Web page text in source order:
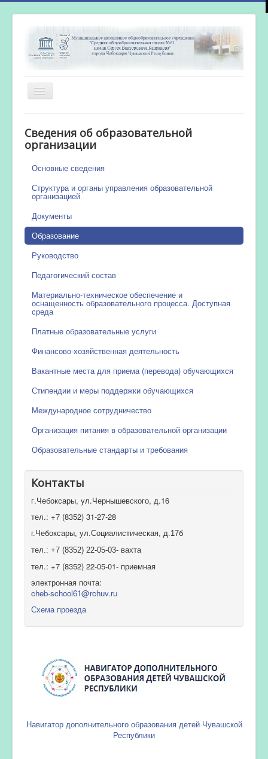
Включить/
выключить
Новости
Сведения об образовательной
организации
Основные сведения
Структура и органы управления образовательной
организацией
Документы
Образование
Руководство
Педагогический состав
Материально-техническое обеспечение и
оснащенность образовательного процесса. Доступная
среда
Платные образовательные услуги
Финансово-хозяйственная деятельность
Вакантные места для приема (перевода) обучающихся
Стипендии и меры поддержки обучающихся
Международное сотрудничество
Организация питания в образовательной организации
Образовательные стандарты и требования
Контакты
г.Чебоксары, ул.Чернышевского, д.16
тел.: +7 (8352) 31-27-28
г.Чебоксары, ул.Социалистическая, д.17б
тел.: +7 (8352) 22-05-03- вахта
тел.: +7 (8352) 22-05-01- приемная
электронная почта:
cheb-school61@rchuv.ru
Схема проезда
Навигатор дополнительного образования детей Чувашской
Республики